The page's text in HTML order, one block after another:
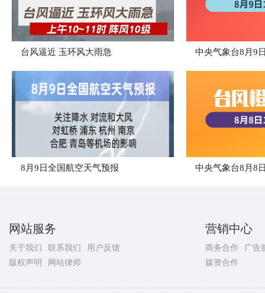
台风逼近 玉环风大雨急
8月9日全国航空天气预报
网站服务
关于我们 联系我们
用户反馈
版权声明
网站律师
营销中心
商务合作
广告
媒资合作